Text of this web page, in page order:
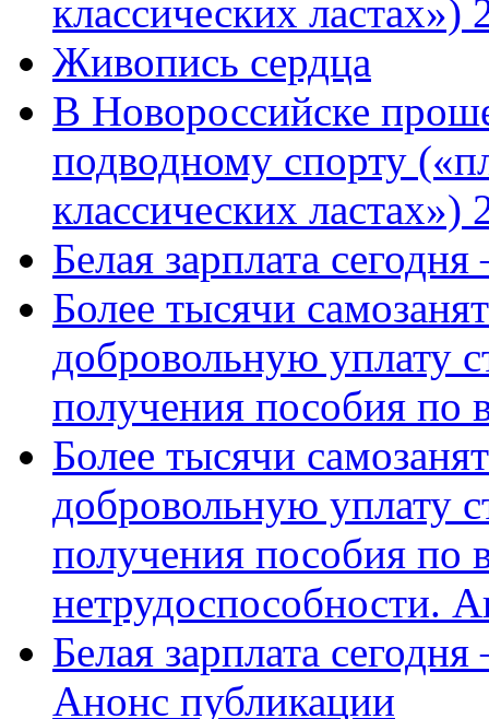
классических
Живопись сердца
В Новороссийске
подводному спорту
классических ластах»)
Белая зарплата
Более тысячи
добровольную уплату
получения пособия по
Более тысячи
добровольную уплату
получения пособия по
нетрудоспособности.
Белая зарплата
Анонс публикации